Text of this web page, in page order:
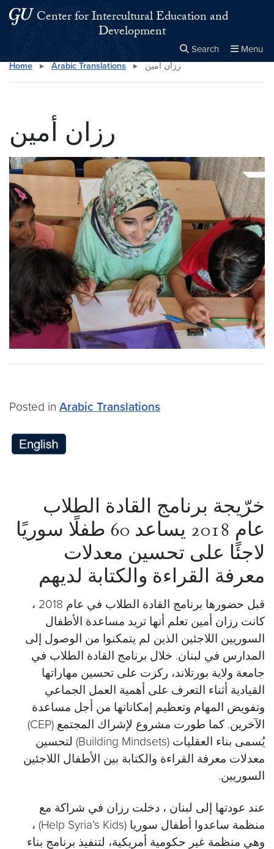
Skip to main content
Skip to main site menu
Center for Intercultural Education and
Development
Search Menu
Search this site Close
×
Home ▸ Arabic Translations ▸ رزان أمين
رزان أمين
Posted in Arabic Translations
خرّيجة برنامج القادة الطلاب
عام 2018 يساعد 60 طفلًا سوريًا
لاجئًا على تحسين معدلات
معرفة القراءة والكتابة لديهم
قبل حضورها برنامج القادة الطلاب في عام 2018 ،
كانت رزان أمين تعلم أنها تريد مساعدة الأطفال
السوريين اللاجئين الذين لم يتمكنوا من الوصول إلى
المدارس في لبنان. خلال برنامج القادة الطلاب في
جامعة ولاية بورتلاند، ركزت على تحسين مهاراتها
القيادية أثناء التعرف على أهمية العمل الجماعي
وتفويض المهام وتعظيم إمكاناتها من أجل مساعدة
الآخرين. كما طورت مشروع لإشراك المجتمع (CEP)
يُسمى بناء العقليات (Building Mindsets) لتحسين
معدلات معرفة القراءة والكتابة بين الأطفال اللاجئين
السوريين.
عند عودتها إلى لبنان ، دخلت رزان في شراكة مع
منظمة ساعدوا أطفال سوريا (Help Syria’s Kids) ،
وهي منظمة غير حكومية أمريكية، لتنفيذ برنامج بناء